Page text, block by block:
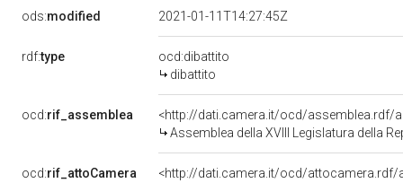
ods:modified 2021-01-11T14:27:45Z
rdf:type
ocd:dibattito
dibattito
ocd:rif_assemblea
<http://dati.camera.it/ocd/assemblea.rdf/
Assemblea della XVIII Legislatura della
ocd:rif_attoCamera
<http://dati.camera.it/ocd/attocamera.rdf/